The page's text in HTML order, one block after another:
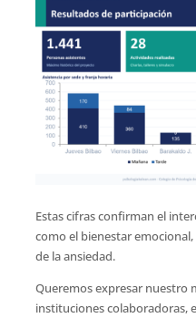
Estas cifras confirman el
como el bienestar
de la ansiedad.
Queremos expresar nuestro
instituciones colaboradoras,